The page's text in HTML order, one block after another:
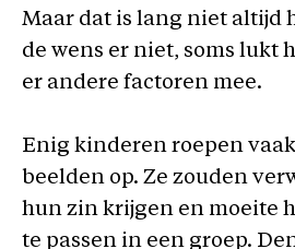
Maar dat is lang niet altijd
de wens er niet, soms lukt
er andere factoren mee.
Enig kinderen roepen
beelden op. Ze zouden
hun zin krijgen en moeite
te passen in een groep.